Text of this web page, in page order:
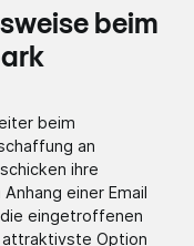
beim
beim
an
ihre
einer Email
eingetroffenen
Option